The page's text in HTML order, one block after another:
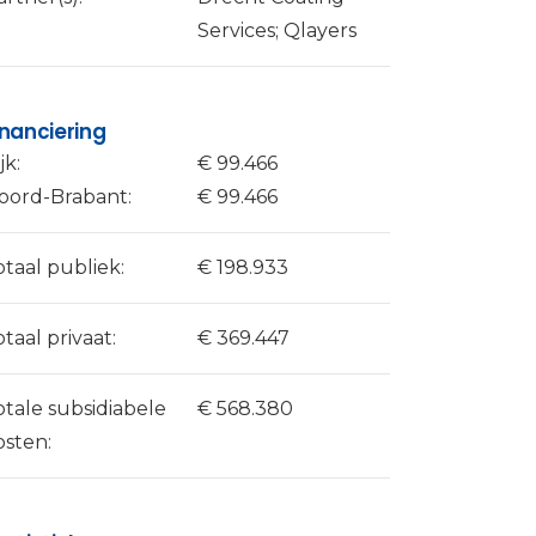
Services; Qlayers
€ 99.466
Brabant:
€ 99.466
publiek: € 198.933
privaat: € 369.447
subsidiabele
€ 568.380